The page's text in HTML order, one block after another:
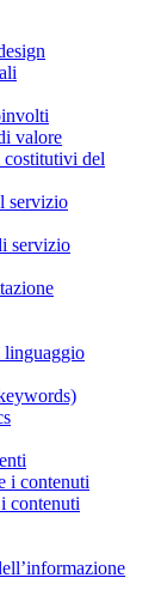
valore
costitutivi del
servizio
servizio
linguaggio
i contenuti
contenuti